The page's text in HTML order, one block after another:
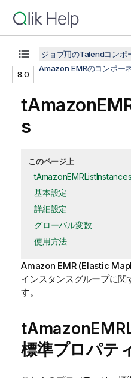
8.0
ジョブ用のTalendコンポ
Amazon EMRのコンポー
s
このページ上
基本設定
詳細設定
グローバル変数
使用方法
Amazon EMR (Elastic
インスタンスグループに関
す。
標準プロパテ